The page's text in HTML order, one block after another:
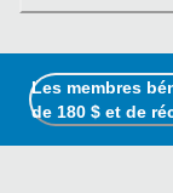
Les membres
de 180 $ et de